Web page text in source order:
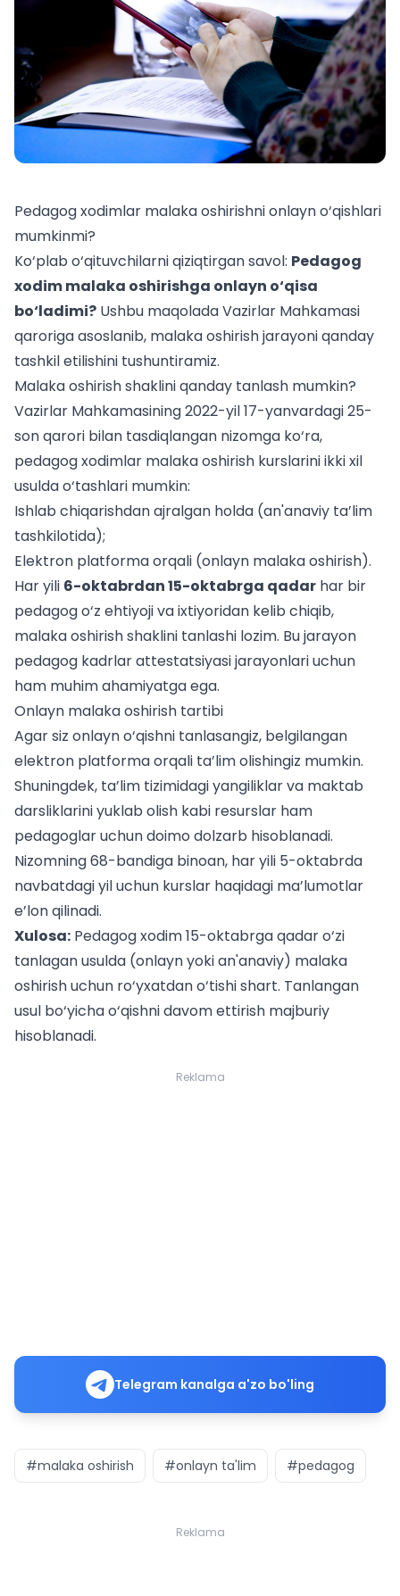
Pedagog xodimlar malaka oshirishni onlayn o‘qishlari
mumkinmi?
Ko‘plab o‘qituvchilarni qiziqtirgan savol: Pedagog
xodim malaka oshirishga onlayn o‘qisa
bo‘ladimi? Ushbu maqolada Vazirlar Mahkamasi
qaroriga asoslanib, malaka oshirish jarayoni qanday
tashkil etilishini tushuntiramiz.
Malaka oshirish shaklini qanday tanlash mumkin?
Vazirlar Mahkamasining 2022-yil 17-yanvardagi 25-
son qarori bilan tasdiqlangan nizomga ko‘ra,
pedagog xodimlar malaka oshirish kurslarini ikki xil
usulda o‘tashlari mumkin:
Ishlab chiqarishdan ajralgan holda (an'anaviy ta’lim
tashkilotida);
Elektron platforma orqali (onlayn malaka oshirish).
Har yili 6-oktabrdan 15-oktabrga qadar har bir
pedagog o‘z ehtiyoji va ixtiyoridan kelib chiqib,
malaka oshirish shaklini tanlashi lozim. Bu jarayon
pedagog kadrlar attestatsiyasijarayonlari uchun
ham muhim ahamiyatga ega.
Onlayn malaka oshirish tartibi
Agar siz onlayn o‘qishni tanlasangiz, belgilangan
elektron platforma orqali ta’lim olishingiz mumkin.
Shuningdek, ta’lim tizimidagi yangiliklar va maktab
darsliklarini yuklab olish kabi resurslar ham
pedagoglar uchun doimo dolzarb hisoblanadi.
Nizomning 68-bandiga binoan, har yili 5-oktabrda
navbatdagi yil uchun kurslar haqidagi ma’lumotlar
e’lon qilinadi.
Xulosa: Pedagog xodim 15-oktabrga qadar o‘zi
tanlagan usulda (onlayn yoki an'anaviy) malaka
oshirish uchun ro‘yxatdan o‘tishi shart. Tanlangan
usul bo‘yicha o‘qishni davom ettirish majburiy
hisoblanadi.
Reklama
Telegram kanalga a'zo bo'ling
#malaka oshirish #onlayn ta'lim #pedagog
Reklama